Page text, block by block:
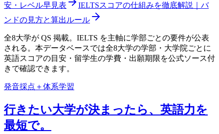
安・レベル早見表
IELTSスコアの仕組みを徹底解説｜バ
ンドの見方と算出ルール
全8大学が QS 掲載。IELTS を主軸に学部ごとの要件が公表
される。本データベースでは全8大学の学部・大学院ごとに
英語スコアの目安・留学生の学費・出願期限を公式ソース付
きで確認できます。
発音採点＋体系学習
行きたい大学が決まったら、英語力を
最短で。